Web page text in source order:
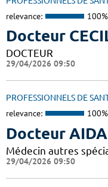
relevance: 100%
Docteur
DOCTEUR
29/04/2026 09:50
PROFESSIONNELS DE
relevance: 100%
Docteur
Médecin autres
29/04/2026 09:50